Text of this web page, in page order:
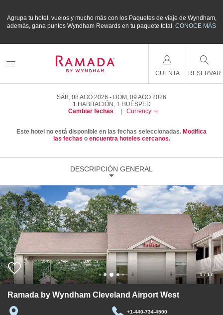
Agrupa tu hotel, vuelos y mucho más con los Paquetes de viaje de Wyndham,
además, gana puntos Wyndham Rewards en tu paquete total.CONOCE MÁS
CUENTA RESERVAR
SÁB, 08 AGO 2026
DOM, 09 AGO 2026
1 HABITACIÓN , 1 HUÉSPED
Cambiar fechas
Currency
Este hotel no está disponible en las fechas seleccionadas. Modifica
las fechas o encuentra hoteles cercanos.
DESCRIPCIÓN GENERAL
1/17
Ramada by Wyndham Cleveland Airport West
+1-440-734-4500